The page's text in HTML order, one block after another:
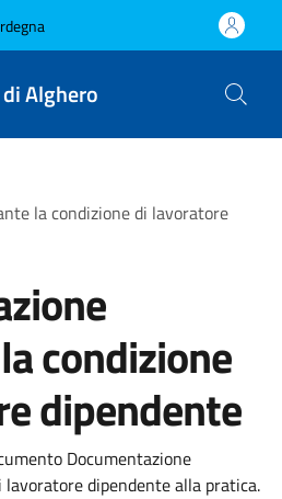
Alghero
la condizione di lavoratore
condizione
dipendente
Documentazione
dipendente alla pratica.